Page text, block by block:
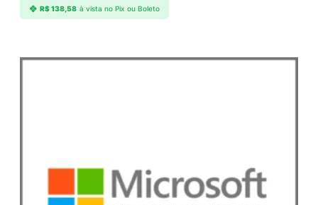
R$138,58 à vista no Pix ou Boleto